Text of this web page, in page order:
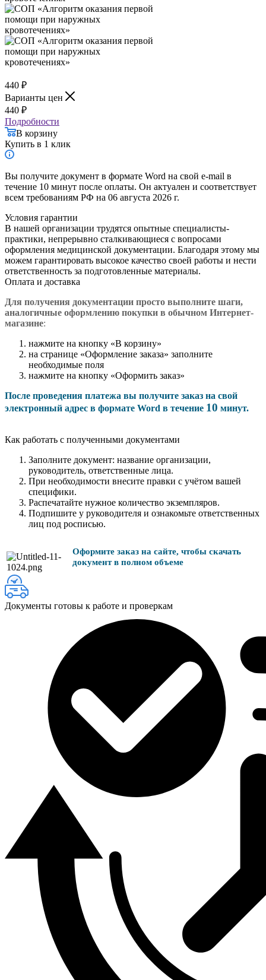
440 ₽
Варианты цен
440 ₽
Подробности
В корзину
Купить в 1 клик
Вы получите документ в формате Word на свой e-mail в
течение 10 минут после оплаты. Он актуален и соответствует
всем требованиям РФ на 06 августа 2026 г.
Условия гарантии
В нашей организации трудятся опытные специалисты-
практики, непрерывно сталкивающиеся с вопросами
оформления медицинской документации. Благодаря этому мы
можем гарантировать высокое качество своей работы и нести
ответственность за подготовленные материалы.
Оплата и доставка
Для получения документации просто выполните шаги,
аналогичные оформлению покупки в обычном Интернет-
магазине:
нажмите на кнопку «В корзину»
на странице «Оформление заказа» заполните
необходимые поля
нажмите на кнопку «Оформить заказ»
После проведения платежа вы получите заказ на свой
электронный адрес в формате Word в течение 10 минут.
Как работать с полученными документами
Заполните документ: название организации,
руководитель, ответственные лица.
При необходимости внесите правки с учётом вашей
специфики.
Распечатайте нужное количество экземпляров.
Подпишите у руководителя и ознакомьте ответственных
лиц под росписью.
Оформите заказ на сайте, чтобы скачать
документ в полном объеме
Документы готовы к работе и проверкам